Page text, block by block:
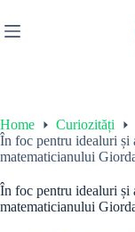
to
content
Home
Curiozități
În foc pentru idealuri și
matematicianului
În foc pentru idealuri și
matematicianului